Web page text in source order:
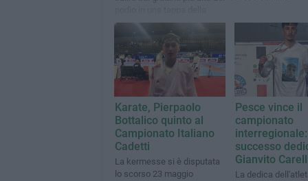
Youth League
Karate, Pierpaolo
Bottalico quinto al
Campionato Italiano
Cadetti
La kermesse si è disputata
lo scorso 23 maggio
Pesce vince il
campionato
interregionale:
successo
Gianvito
La dedica